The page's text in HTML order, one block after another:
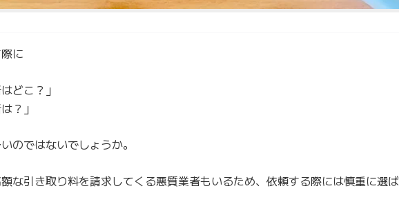
に
どこ？」
？」
のではないでしょうか。
な引き取り料を請求してくる悪質業者もいるため、依頼する際には慎重に選ば